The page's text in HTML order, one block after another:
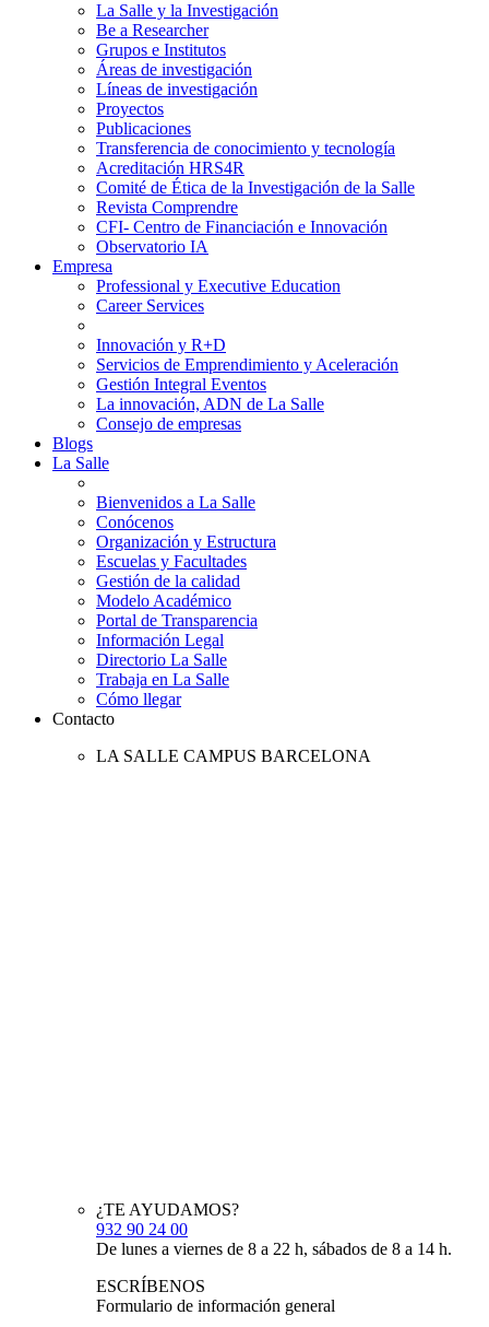
La Salle y la Investigación
Be a Researcher
Grupos e Institutos
Áreas de investigación
Líneas de investigación
Proyectos
Publicaciones
Transferencia de conocimiento y tecnología
Acreditación HRS4R
Comité de Ética de la Investigación de la Salle
Revista Comprendre
CFI- Centro de Financiación e Innovación
Observatorio IA
Empresa
Professional y Executive Education
Career Services
Innovación y R+D
Servicios de Emprendimiento y Aceleración
Gestión Integral Eventos
La innovación, ADN de La Salle
Consejo de empresas
Blogs
La Salle
Bienvenidos a La Salle
Conócenos
Organización y Estructura
Escuelas y Facultades
Gestión de la calidad
Modelo Académico
Portal de Transparencia
Información Legal
Directorio La Salle
Trabaja en La Salle
Cómo llegar
Contacto
LA SALLE CAMPUS BARCELONA
¿TE AYUDAMOS?
932 90 24 00
De lunes a viernes de 8 a 22 h, sábados de 8 a 14 h.
ESCRÍBENOS
Formulario de información general